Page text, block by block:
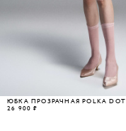
ЮБКА ПРОЗРАЧНАЯ POLKA DOT
26 900 ₽